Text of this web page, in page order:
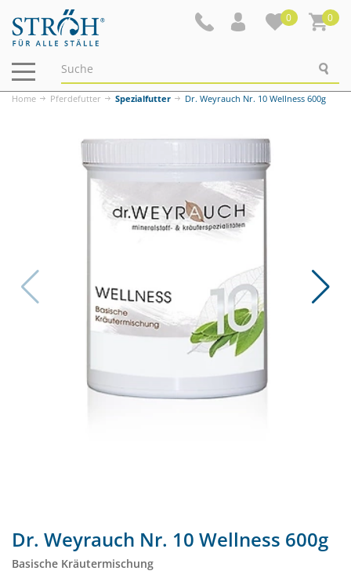
0 0
Navigation
ein-/ausblenden
Home Pferdefutter Spezialfutter Dr. Weyrauch Nr. 10 Wellness 600g
Dr. Weyrauch Nr. 10 Wellness 600g
Basische Kräutermischung